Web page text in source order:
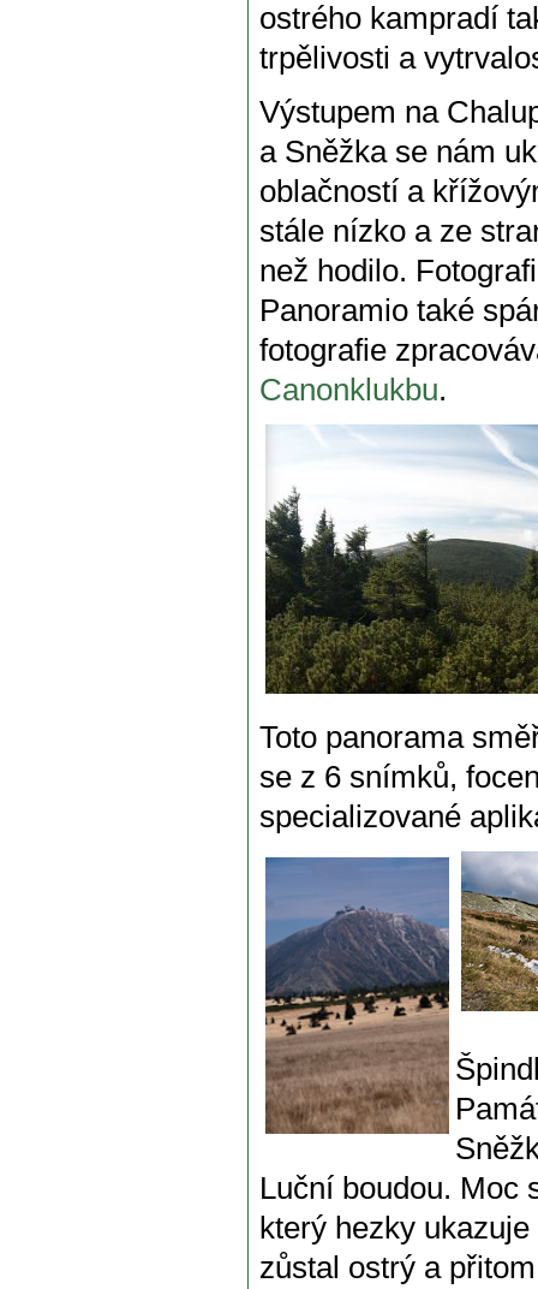
ostrého kampradí
trpělivosti a
Výstupem na
a Sněžka se nám
oblačností a
stále nízko a ze
než hodilo.
Panoramio také
fotografie
Canonklukbu.
Toto panorama
se z 6 snímků,
specializované
Luční boudou. Moc
který hezky
zůstal ostrý a